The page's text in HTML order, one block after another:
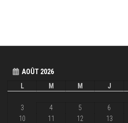
AOÛT 2026
L
M M J
3
4 5 6
10
11 12 13